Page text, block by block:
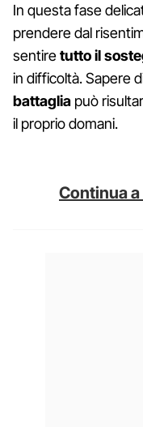
In questa fase
prendere dal
sentiretutto il
in difficoltà. Sapere
battaglia può
il proprio domani.
Continua